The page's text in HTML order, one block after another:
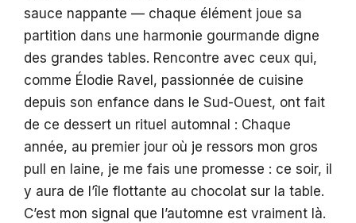
sauce nappante — chaque élément joue sa
partition dans une harmonie gourmande digne
des grandes tables. Rencontre avec ceux qui,
comme Élodie Ravel, passionnée de cuisine
depuis son enfance dans le Sud-Ouest, ont fait
de ce dessert un rituel automnal : Chaque
année, au premier jour où je ressors mon gros
pull en laine, je me fais une promesse : ce soir, il
y aura de l’île flottante au chocolat sur la table.
C’est mon signal que l’automne est vraiment là.